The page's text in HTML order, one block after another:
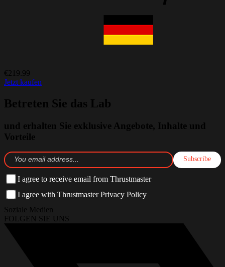
€219.99
Jetzt kaufen
Betreten Sie das Lab
und erhalten Sie exklusive Angebote, Inhalte und
Vorteile
Subscribe
I agree to receive email from Thrustmaster
I agree with Thrustmaster Privacy Policy
Soziale Medien
FOLGEN SIE UNS